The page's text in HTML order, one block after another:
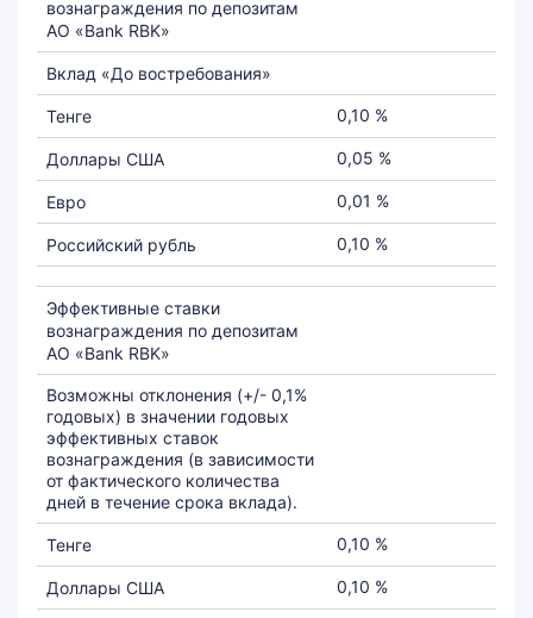
вознаграждения по депозитам
АО «Bank RBK»
Вклад «До востребования»
Тенге 0,10 %
Доллары США 0,05 %
Евро 0,01 %
Российский рубль 0,10 %
Эффективные ставки
вознаграждения по депозитам
АО «Bank RBK»
Возможны отклонения (+/- 0,1%
годовых) в значении годовых
эффективных ставок
вознаграждения (в зависимости
от фактического количества
дней в течение срока вклада).
Тенге 0,10 %
Доллары США 0,10 %